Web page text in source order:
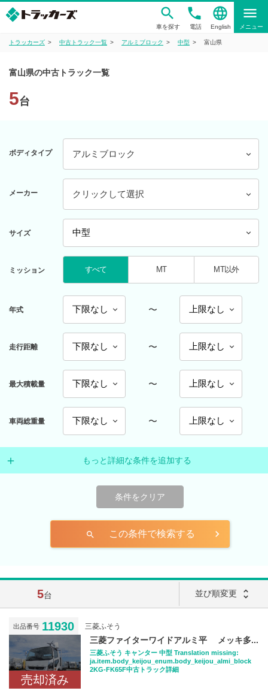
車を探す
phone
電話
language
English
menu
メニュー
トラッカーズ 中古トラック一覧 アルミブロック 中型 富山県
富山県の中古トラック一覧
5台
ボディタイプ アルミブロック
メーカー クリックして選択
サイズ
ミッション すべて MT MT以外
年式 〜
走行距離 〜
最大積載量 〜
車両総重量 〜
もっと詳細な条件を追加する
条件をクリア
search この条件で検索する
5台 並び順変更 unfold_more
出品番号 11930 三菱ふそう
売却済み
三菱ファイターワイドアルミ平 メッキ多...
三菱ふそう キャンター 中型 Translation missing:
ja.item.body_keijou_enum.body_keijou_almi_block
2KG-FK65F中古トラック詳細